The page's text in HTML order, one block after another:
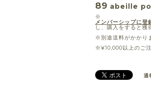
89 abeille
※
メンバーシップに登
し、購入をすると獲
※別途送料がかかり
※¥10,000以上のご
通